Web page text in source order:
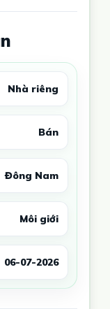
Nhà riêng
Bán
Đông Nam
Môi giới
06-07-2026